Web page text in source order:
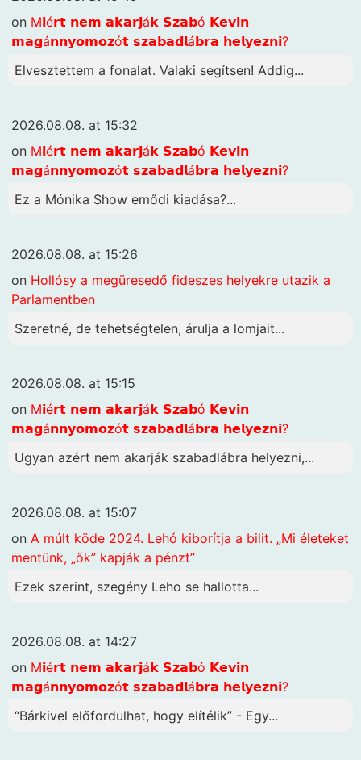
on M𝗶é𝗿𝘁 𝗻𝗲𝗺 𝗮𝗸𝗮𝗿𝗷á𝗸 𝗦𝘇𝗮𝗯ó 𝗞𝗲𝘃𝗶𝗻
𝗺𝗮𝗴á𝗻𝗻𝘆𝗼𝗺𝗼𝘇ó𝘁 𝘀𝘇𝗮𝗯𝗮𝗱𝗹á𝗯𝗿𝗮 𝗵𝗲𝗹𝘆𝗲𝘇𝗻𝗶?
Elvesztettem a fonalat. Valaki segítsen! Addig...
2026.08.08. at 15:32
on M𝗶é𝗿𝘁 𝗻𝗲𝗺 𝗮𝗸𝗮𝗿𝗷á𝗸 𝗦𝘇𝗮𝗯ó 𝗞𝗲𝘃𝗶𝗻
𝗺𝗮𝗴á𝗻𝗻𝘆𝗼𝗺𝗼𝘇ó𝘁 𝘀𝘇𝗮𝗯𝗮𝗱𝗹á𝗯𝗿𝗮 𝗵𝗲𝗹𝘆𝗲𝘇𝗻𝗶?
Ez a Mónika Show emődi kiadása?...
2026.08.08. at 15:26
on Hollósy a megüresedő fideszes helyekre utazik a
Parlamentben
Szeretné, de tehetségtelen, árulja a lomjait...
2026.08.08. at 15:15
on M𝗶é𝗿𝘁 𝗻𝗲𝗺 𝗮𝗸𝗮𝗿𝗷á𝗸 𝗦𝘇𝗮𝗯ó 𝗞𝗲𝘃𝗶𝗻
𝗺𝗮𝗴á𝗻𝗻𝘆𝗼𝗺𝗼𝘇ó𝘁 𝘀𝘇𝗮𝗯𝗮𝗱𝗹á𝗯𝗿𝗮 𝗵𝗲𝗹𝘆𝗲𝘇𝗻𝗶?
Ugyan azért nem akarják szabadlábra helyezni,...
2026.08.08. at 15:07
on A múlt köde 2024. Lehó kiborítja a bilit. „Mi életeket
mentünk, „ők” kapják a pénzt”
Ezek szerint, szegény Leho se hallotta...
2026.08.08. at 14:27
on M𝗶é𝗿𝘁 𝗻𝗲𝗺 𝗮𝗸𝗮𝗿𝗷á𝗸 𝗦𝘇𝗮𝗯ó 𝗞𝗲𝘃𝗶𝗻
𝗺𝗮𝗴á𝗻𝗻𝘆𝗼𝗺𝗼𝘇ó𝘁 𝘀𝘇𝗮𝗯𝗮𝗱𝗹á𝗯𝗿𝗮 𝗵𝗲𝗹𝘆𝗲𝘇𝗻𝗶?
“Bárkivel előfordulhat, hogy elítélik” - Egy...